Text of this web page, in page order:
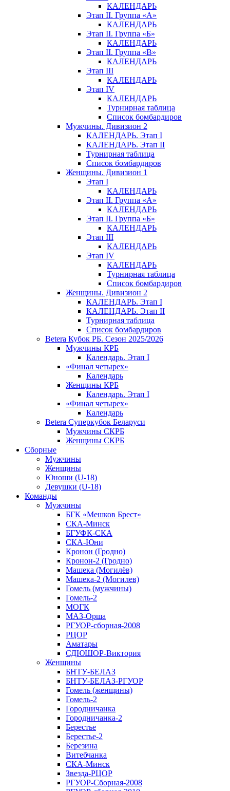
КАЛЕНДАРЬ
Этап II. Группа «А»
КАЛЕНДАРЬ
Этап II. Группа «Б»
КАЛЕНДАРЬ
Этап II. Группа «В»
КАЛЕНДАРЬ
Этап III
КАЛЕНДАРЬ
Этап IV
КАЛЕНДАРЬ
Турнирная таблица
Список бомбардиров
Мужчины. Дивизион 2
КАЛЕНДАРЬ. Этап I
КАЛЕНДАРЬ. Этап II
Турнирная таблица
Список бомбардиров
Женщины. Дивизион 1
Этап I
КАЛЕНДАРЬ
Этап II. Группа «А»
КАЛЕНДАРЬ
Этап II. Группа «Б»
КАЛЕНДАРЬ
Этап III
КАЛЕНДАРЬ
Этап IV
КАЛЕНДАРЬ
Турнирная таблица
Список бомбардиров
Женщины. Дивизион 2
КАЛЕНДАРЬ. Этап I
КАЛЕНДАРЬ. Этап II
Турнирная таблица
Список бомбардиров
Betera Кубок РБ. Сезон 2025/2026
Мужчины КРБ
Календарь. Этап I
«Финал четырех»
Календарь
Женщины КРБ
Календарь. Этап I
«Финал четырех»
Календарь
Betera Суперкубок Беларуси
Мужчины СКРБ
Женщины СКРБ
Сборные
Мужчины
Женщины
Юноши (U-18)
Девушки (U-18)
Команды
Мужчины
БГК «Мешков Брест»
СКА-Минск
БГУФК-СКА
СКА-Юни
Кронон (Гродно)
Кронон-2 (Гродно)
Машека (Могилёв)
Машека-2 (Могилев)
Гомель (мужчины)
Гомель-2
МОГК
МАЗ-Орша
РГУОР-сборная-2008
РЦОР
Аматары
СДЮШОР-Виктория
Женщины
БНТУ-БЕЛАЗ
БНТУ-БЕЛАЗ-РГУОР
Гомель (женщины)
Гомель-2
Городничанка
Городничанка-2
Берестье
Берестье-2
Березина
Витебчанка
СКА-Минск
Звезда-РЦОР
РГУОР-Сборная-2008